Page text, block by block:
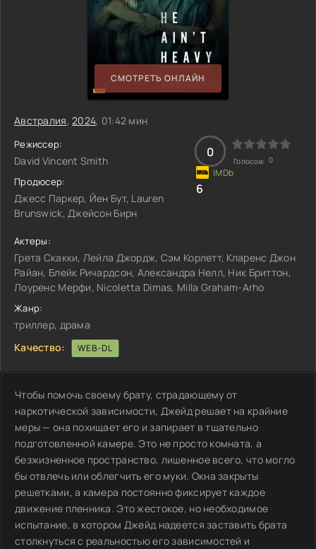
СМОТРЕТЬ ОНЛАЙН
Австралия,2024, 01:42 мин
Режиссер:
David Vincent Smith
Продюсер:
Джесс Паркер, Йен Бут, Lauren
Brunswick, Джейсон Бирн
0
Голосов: 0
6
Актеры:
Грета Скакки, Лейла Джордж, Сэм Корлетт, Кларенс Джон
Райан, Блейк Ричардсон, Александра Нелл, Ник Бриттон,
Лоуренс Мерфи, Nicoletta Dimas, Milla Graham-Arho
Жанр:
триллер, драма
Качество:
WEB-DL
Чтобы помочь своему брату, страдающему от
наркотической зависимости, Джейд решает на крайние
меры — она похищает его и запирает в тщательно
подготовленной камере. Это не просто комната, а
безжизненное пространство, лишенное всего, что могло
бы отвлечь или облегчить его муки. Окна закрыты
решетками, а камера постоянно фиксирует каждое
движение пленника. Это жестокое, но необходимое
испытание, в котором Джейд надеется заставить брата
столкнуться с реальностью его зависимостей и